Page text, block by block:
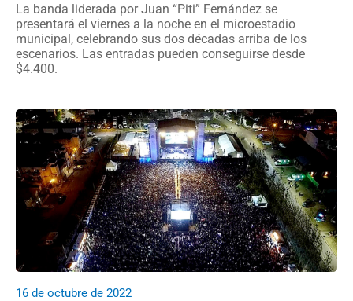
La banda liderada por Juan “Piti” Fernández se
presentará el viernes a la noche en el microestadio
municipal, celebrando sus dos décadas arriba de los
escenarios. Las entradas pueden conseguirse desde
$4.400.
16 de octubre de 2022